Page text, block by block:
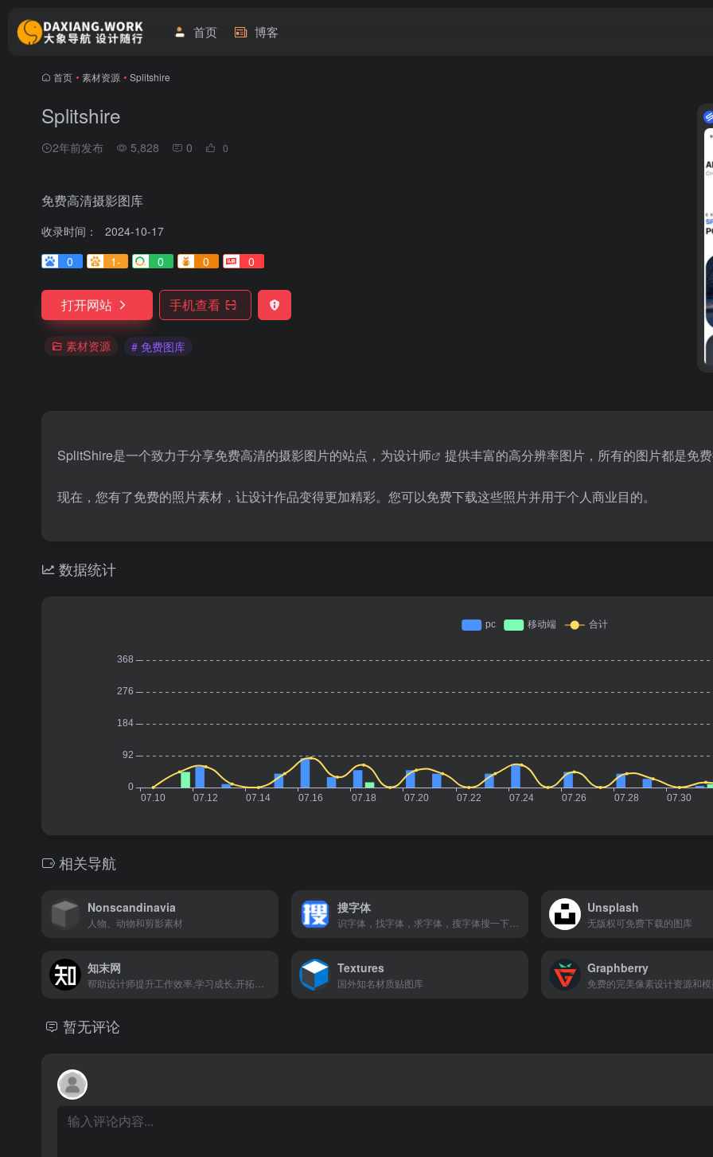
首页 博客
首页 • 素材资源 • Splitshire
Splitshire
2年前发布 5,828 0 0
免费高清摄影图库
收录时间：
2024-10-17
0
1- 0 0 0
打开网站 手机查看
素材资源 # 免费图库
SplitShire是一个致力于分享免费高清的摄影图片的站点，为设计师 提供丰富的高分辨率图片，所有的图片都是免
现在，您有了免费的照片素材，让设计作品变得更加精彩。您可以免费下载这些照片并用于个人商业目的。
数据统计
相关导航
Nonscandinavia
人物、动物和剪影素材
搜字体 Unsplash
无版权可免费下载的图库
知末网 Textures
国外知名材质贴图库
Graphberry
免费的完美像素设计资源和
暂无评论